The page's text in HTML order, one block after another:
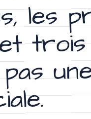
les
trois